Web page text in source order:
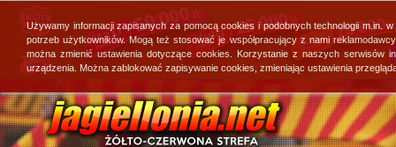
Używamy informacji zapisanych za pomocą cookies i podobnych technologii
potrzeb użytkowników. Mogą też stosować je współpracujący z nami
można zmienić ustawienia dotyczące cookies. Korzystanie z naszych
urządzenia. Można zablokować zapisywanie cookies, zmieniając ustawienia